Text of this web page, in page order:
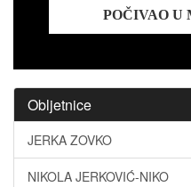
POČIVAO U
Obljetnice
JERKA ZOVKO
NIKOLA JERKOVIĆ-NIKO